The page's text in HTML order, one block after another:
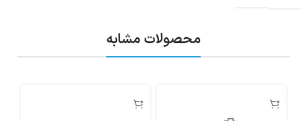
محصولات مشابه